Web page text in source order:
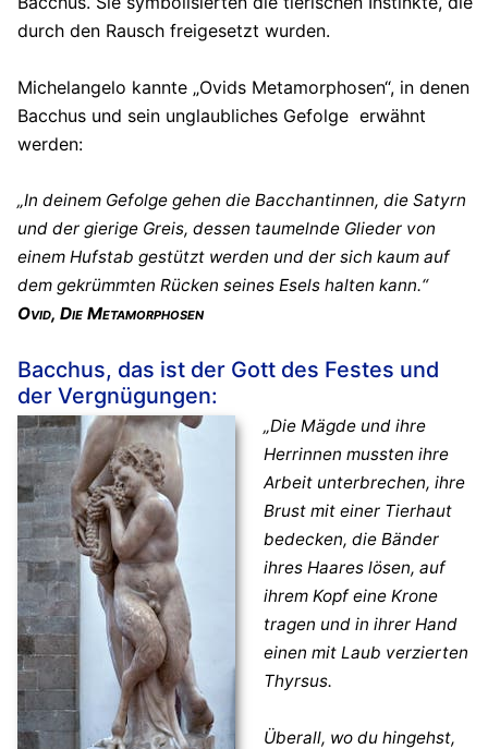
durch den Rausch freigesetzt wurden.
Michelangelo kannte „Ovids Metamorphosen“, in denen
Bacchus und sein unglaubliches Gefolge erwähnt
werden:
„In deinem Gefolge gehen die Bacchantinnen, die Satyrn
und der gierige Greis, dessen taumelnde Glieder von
einem Hufstab gestützt werden und der sich kaum auf
dem gekrümmten Rücken seines Esels halten kann.“
Ovid, Die Metamorphosen
Bacchus, das ist der Gott des Festes und
der Vergnügungen:
„Die Mägde und ihre
Herrinnen mussten ihre
Arbeit unterbrechen, ihre
Brust mit einer Tierhaut
bedecken, die Bänder
ihres Haares lösen, auf
ihrem Kopf eine Krone
tragen und in ihrer Hand
einen mit Laub verzierten
Thyrsus.
Überall, wo du hingehst,